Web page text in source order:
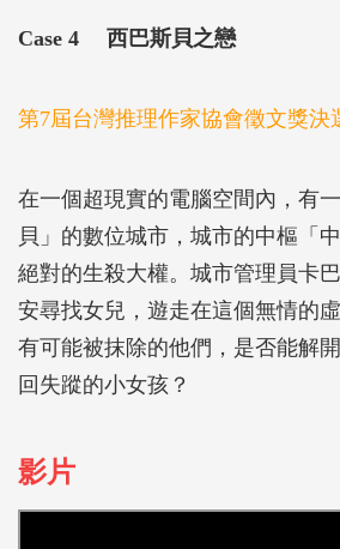
Case 4 西巴斯貝之戀
第7屆台灣推理作家協會徵文獎決
在一個超現實的電腦空間內，有
貝」的數位城市，城市的中樞「
絕對的生殺大權。城市管理員卡
安尋找女兒，遊走在這個無情的
有可能被抹除的他們，是否能解
回失蹤的小女孩？
影片